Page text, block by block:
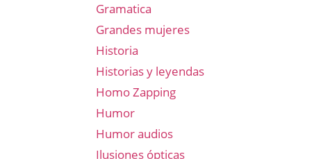
Gramatica
Grandes mujeres
Historia
Historias y leyendas
Homo Zapping
Humor
Humor audios
Ilusiones ópticas